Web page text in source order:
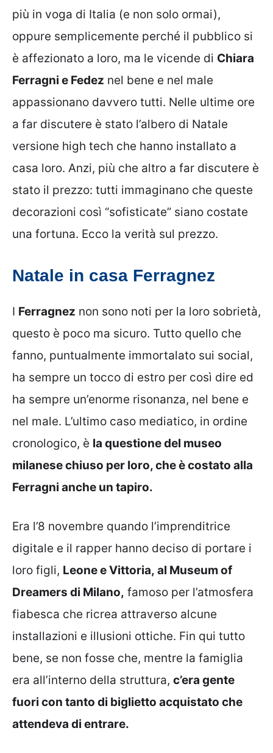
più in voga di Italia (e non solo ormai),
oppure semplicemente perché il pubblico si
è affezionato a loro, ma le vicende di Chiara
Ferragni e Fedez nel bene e nel male
appassionano davvero tutti. Nelle ultime ore
a far discutere è stato l’albero di Natale
versione high tech che hanno installato a
casa loro. Anzi, più che altro a far discutere è
stato il prezzo: tutti immaginano che queste
decorazioni così “sofisticate” siano costate
una fortuna. Ecco la verità sul prezzo.
Natale in casa Ferragnez
I Ferragnez non sono noti per la loro sobrietà,
questo è poco ma sicuro. Tutto quello che
fanno, puntualmente immortalato sui social,
ha sempre un tocco di estro per così dire ed
ha sempre un’enorme risonanza, nel bene e
nel male. L’ultimo caso mediatico, in ordine
cronologico, è la questione del museo
milanese chiuso per loro, che è costato alla
Ferragni anche un tapiro.
Era l’8 novembre quando l’imprenditrice
digitale e il rapper hanno deciso di portare i
loro figli, Leone e Vittoria, al Museum of
Dreamers di Milano, famoso per l’atmosfera
fiabesca che ricrea attraverso alcune
installazioni e illusioni ottiche. Fin qui tutto
bene, se non fosse che, mentre la famiglia
era all’interno della struttura, c’era gente
fuori con tanto di biglietto acquistato che
attendeva di entrare.